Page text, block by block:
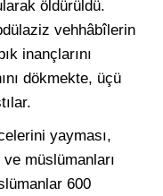
öldürüldü.
vehhâbîlerin
inançlarını
dökmekte, üçü
yayması,
müslümanları
600